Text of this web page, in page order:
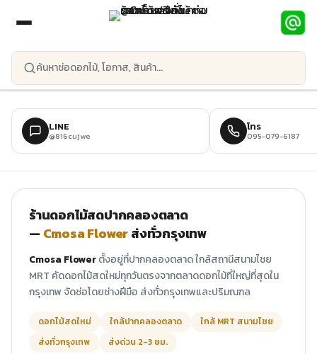
LINE
@816cujwe
โทร
095-079-6187
ร้านดอกไม้สดปากคลองตลาด
— Cmosa Flowerส่งทั่วกรุงเทพ
Cmosa Flowerตั้งอยู่ที่ปากคลองตลาด ใกล้สถานีสนามไชย
MRT คัดดอกไม้สดใหม่ทุกวันตรงจากตลาดดอกไม้ที่ใหญ่ที่สุดใน
กรุงเทพ จัดช่อโดยช่างฝีมือ ส่งทั่วกรุงเทพและปริมณฑล
ดอกไม้สดใหม่ ใกล้ปากคลองตลาด
ใกล้ MRT สนามไชย
ส่งทั่วกรุงเทพ
ส่งด่วน 2-3 ชม.